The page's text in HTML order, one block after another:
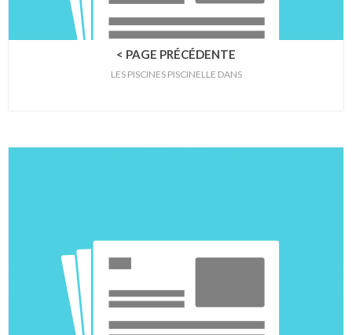
< PAGE PRÉCÉDENTE
LES PISCINES PISCINELLE DANS